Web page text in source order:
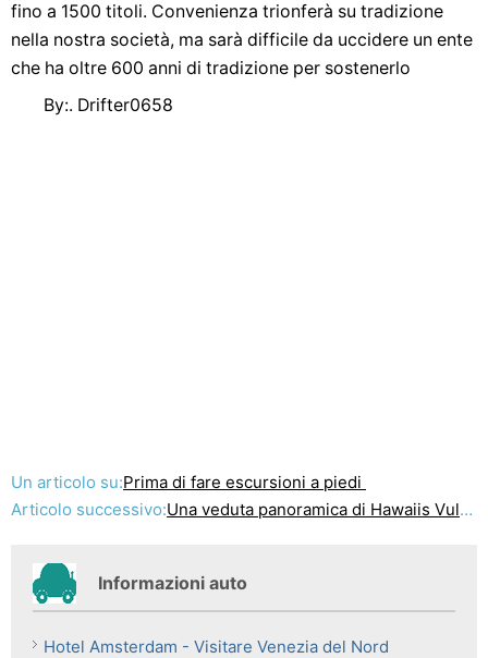
fino a 1500 titoli. Convenienza trionferà su tradizione
nella nostra società, ma sarà difficile da uccidere un ente
che ha oltre 600 anni di tradizione per sostenerlo
By:. Drifter0658
Un articolo su:Prima di fare escursioni a piedi
Articolo successivo:Una veduta panoramica di Hawaiis Vulcani
Informazioni auto
Hotel Amsterdam - Visitare Venezia del Nord